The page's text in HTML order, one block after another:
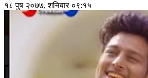
१८ पुष २०७७, शनिबार ०९:१५